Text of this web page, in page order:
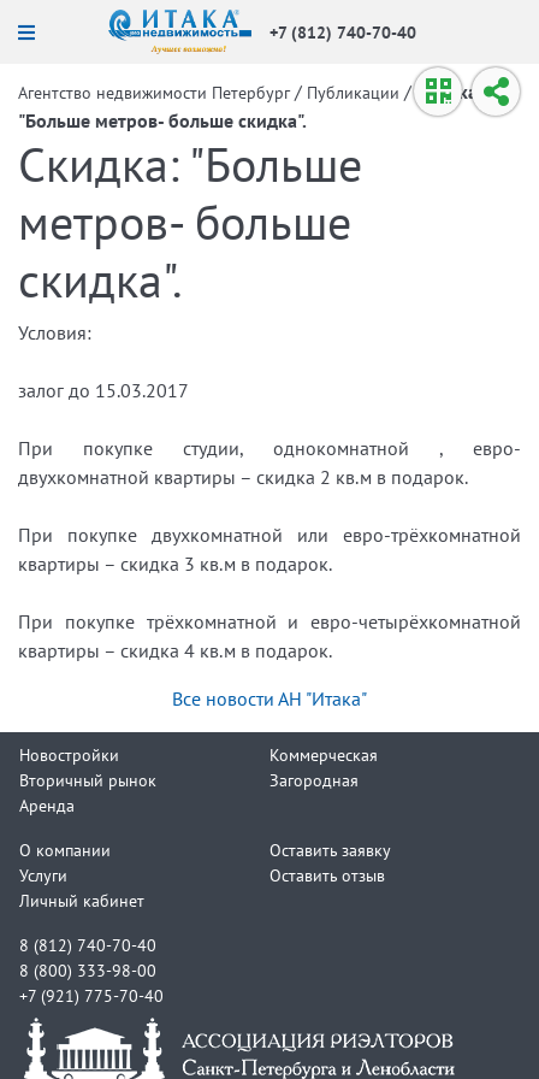
+7 (812) 740-70-40
Агентство недвижимости Петербург / Публикации / Скидка:
"Больше метров- больше скидка".
Скидка: "Больше
метров- больше
скидка".
Условия:
залог до 15.03.2017
При покупке студии, однокомнатной , евро-
двухкомнатной квартиры – скидка 2 кв.м в подарок.
При покупке двухкомнатной или евро-трёхкомнатной
квартиры – скидка 3 кв.м в подарок.
При покупке трёхкомнатной и евро-четырёхкомнатной
квартиры – скидка 4 кв.м в подарок.
Все новости АН "Итака"
Новостройки
Вторичный рынок
Аренда
Коммерческая
Загородная
О компании
Услуги
Личный кабинет
Оставить заявку
Оставить отзыв
8 (812) 740-70-40
8 (800) 333-98-00
+7 (921) 775-70-40